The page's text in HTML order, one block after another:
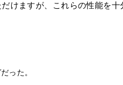
けますが、これらの性能を
った。